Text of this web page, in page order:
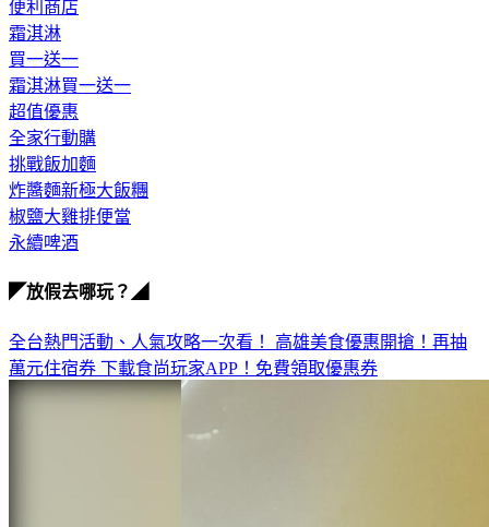
便利商店
霜淇淋
買一送一
霜淇淋買一送一
超值優惠
全家行動購
挑戰飯加麵
炸醬麵新極大飯糰
椒鹽大雞排便當
全台熱門活動、人氣攻略一次看！高雄美食優惠開搶！再抽
萬元住宿券下載食尚玩家APP！免費領取優惠券